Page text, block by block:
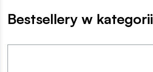
Bestsellery w kategorii